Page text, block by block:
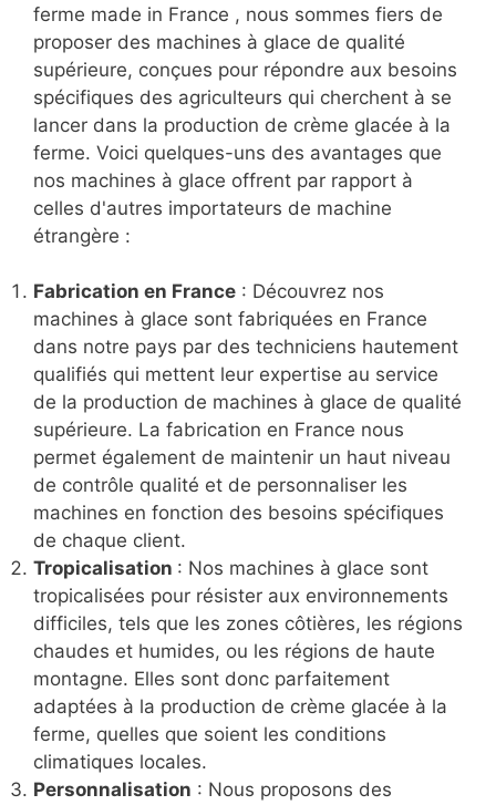
ferme made in France , nous sommes fiers de
proposer des machines à glace de qualité
supérieure, conçues pour répondre aux besoins
spécifiques des agriculteurs qui cherchent à se
lancer dans la production de crème glacée à la
ferme. Voici quelques-uns des avantages que
nos machines à glace offrent par rapport à
celles d'autres importateurs de machine
étrangère :
Fabrication en France : Découvrez nos
machines à glace sont fabriquées en France
dans notre pays par des techniciens hautement
qualifiés qui mettent leur expertise au service
de la production de machines à glace de qualité
supérieure. La fabrication en France nous
permet également de maintenir un haut niveau
de contrôle qualité et de personnaliser les
machines en fonction des besoins spécifiques
de chaque client.
Tropicalisation : Nos machines à glace sont
tropicalisées pour résister aux environnements
difficiles, tels que les zones côtières, les régions
chaudes et humides, ou les régions de haute
montagne. Elles sont donc parfaitement
adaptées à la production de crème glacée à la
ferme, quelles que soient les conditions
climatiques locales.
Personnalisation : Nous proposons des